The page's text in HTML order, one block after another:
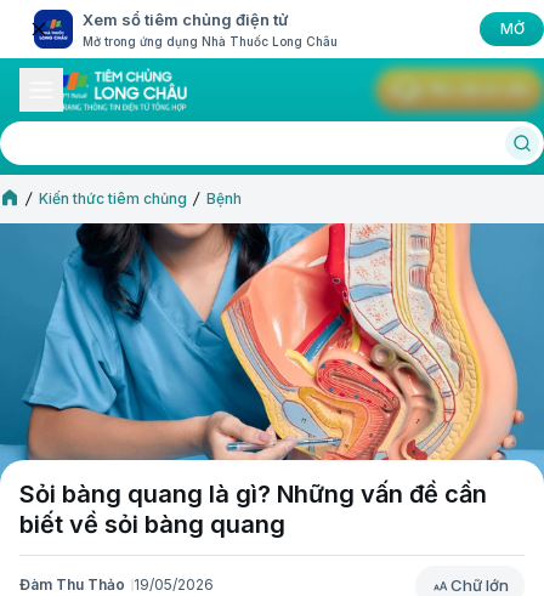
Xem sổ tiêm chủng điện tử
Mở trong ứng dụng Nhà Thuốc Long Châu
MỞ
Kiến thức tiêm chủng Bệnh
Sỏi bàng quang là gì? Những vấn đề cần
biết về sỏi bàng quang
Đàm Thu Thảo 19/05/2026 Chữ lớn